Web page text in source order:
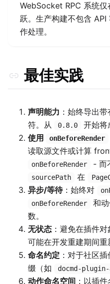
WebSocket RPC 系统仅
跃。生产构建不包含
作处理。
最佳实践
声明能力 ：始终导出
符。从
0.8.0
开始将
使用
onBeforeRender
读取源文件或计算
onBeforeRender - 而
sourcePath 在
异步/等待：始终对
onBeforeRender 和
数。
无状态 ：避免在插件
可能在开发重建期间重
命名约定 ：对于社区
缀（如
docmd-
动作命名空间 ：以插